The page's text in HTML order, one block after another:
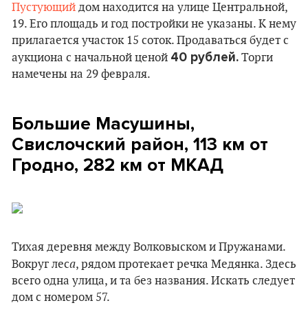
Пустующий дом находится на улице Центральной,
19. Его площадь и год постройки не указаны. К нему
прилагается участок 15 соток. Продаваться будет с
аукциона с начальной ценой 40 рублей. Торги
намечены на 29 февраля.
Большие Масушины,
Свислочский район, 113 км от
Гродно, 282 км от МКАД
Тихая деревня между Волковыском и Пружанами.
Вокруг леса, рядом протекает речка Медянка. Здесь
всего одна улица, и та без названия. Искать следует
дом с номером 57.